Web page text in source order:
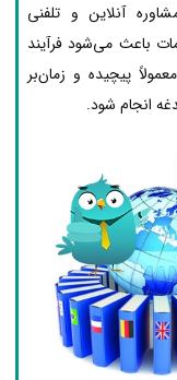
آنلاین و تلفنی
باعث می‌شود فرآیند
پیچیده و زمان‌بر
انجام شود.